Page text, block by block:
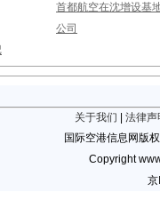
首都航空在沈增设基
公司
关于我们
法律声
国际空港信息网版
Copyright